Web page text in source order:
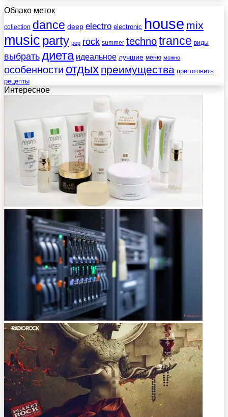
Облако меток
collection dance deep electro electronic house mix
music party pop rock summer technotrance виды
выбратьдиета идеальное лучшие меню можно
особенности отдых преимущества приготовить
рецепты
Интересное